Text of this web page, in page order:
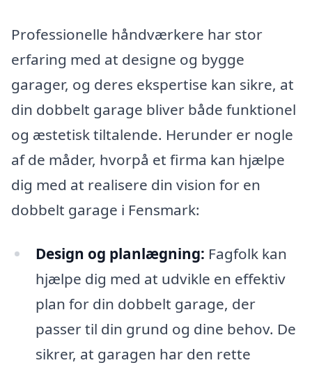
Professionelle håndværkere har stor
erfaring med at designe og bygge
garager, og deres ekspertise kan sikre, at
din dobbelt garage bliver både funktionel
og æstetisk tiltalende. Herunder er nogle
af de måder, hvorpå et firma kan hjælpe
dig med at realisere din vision for en
dobbelt garage i Fensmark:
Design og planlægning: Fagfolk kan
hjælpe dig med at udvikle en effektiv
plan for din dobbelt garage, der
passer til din grund og dine behov. De
sikrer, at garagen har den rette